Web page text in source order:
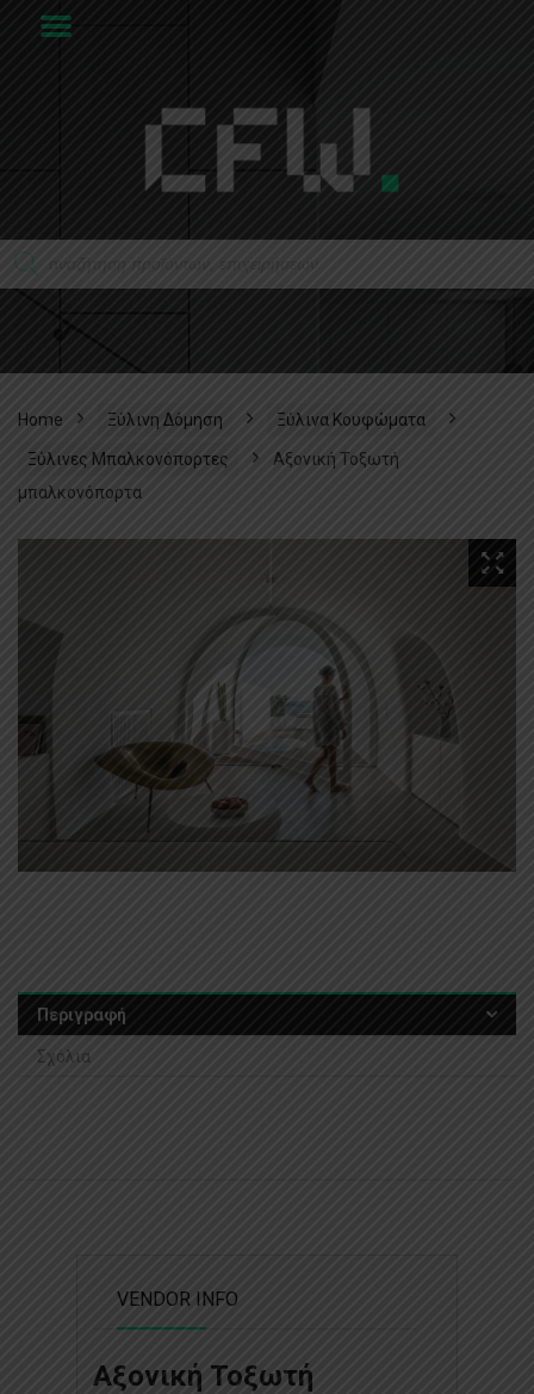
Home Ξύλινη Δόμηση Ξύλινα Κουφώματα
Ξύλινες Μπαλκονόπορτες
Αξονική Τοξωτή
μπαλκονόπορτα
Περιγραφή
Σχόλια
VENDOR INFO
Αξονική Τοξωτή